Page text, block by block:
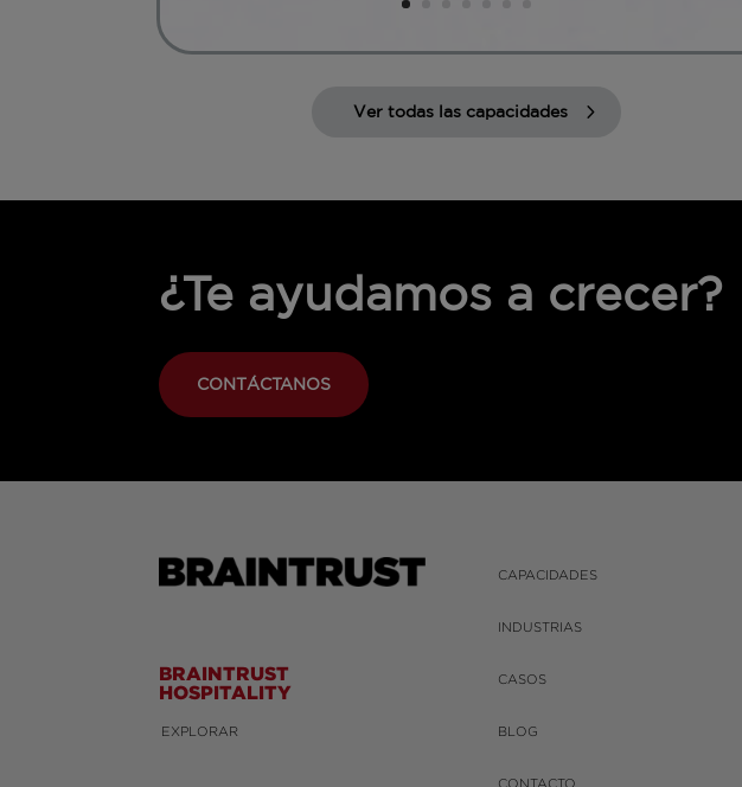
Ver todas las capacidades
¿Te ayudamos a crecer?
CONTÁCTANOS
BRAINTRUST
HOSPITALITY
EXPLORAR
CAPACIDADES
INDUSTRIAS
CASOS
BLOG
CONTACTO